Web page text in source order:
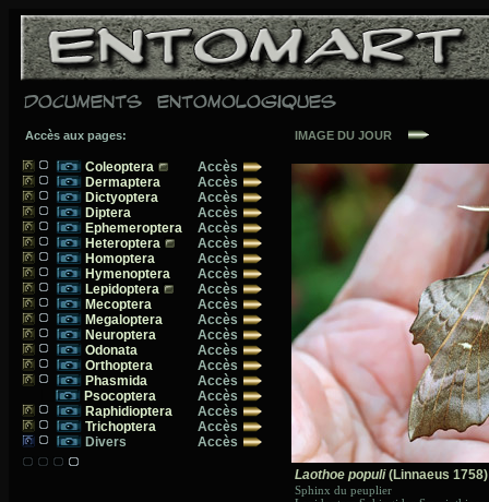
DOCUMENTS ENTOMOLOGIQUES
Accès aux pages:
Coleoptera
Dermaptera
Dictyoptera
Diptera
Ephemeroptera
Heteroptera
Homoptera
Hymenoptera
Lepidoptera
Mecoptera
Megaloptera
Neuroptera
Odonata
Orthoptera
Phasmida
Psocoptera
Raphidioptera
Trichoptera
Divers
Accès
Accès
Accès
Accès
Accès
Accès
Accès
Accès
Accès
Accès
Accès
Accès
Accès
Accès
Accès
Accès
Accès
Accès
Accès
IMAGE DU JOUR